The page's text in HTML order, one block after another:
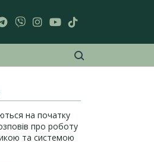
на початку
про роботу
та системою